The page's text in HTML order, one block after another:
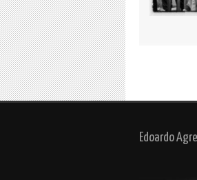
Edoardo